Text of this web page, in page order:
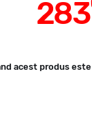
283
acest produs